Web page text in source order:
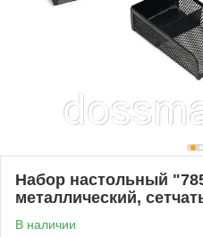
Набор настольный
металлический,
В наличии